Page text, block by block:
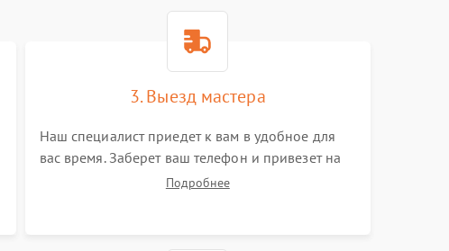
3. Выезд мастера
Наш специалист приедет к вам в удобное для
вас время. Заберет ваш телефон и привезет на
склад для диагностики.Подробнее